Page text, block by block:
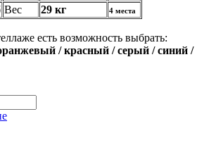
Вес 29 кг 4 места
есть возможность выбрать:
/ красный / серый / синий /